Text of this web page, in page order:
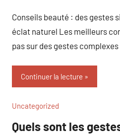
Conseils beauté : des gestes
éclat naturel Les meilleurs
pas sur des gestes
Continuer la lecture
Uncategorized
Quels sont les